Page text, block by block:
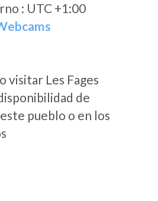
: UTC +1:00
visitar Les Fages
de
pueblo o en los